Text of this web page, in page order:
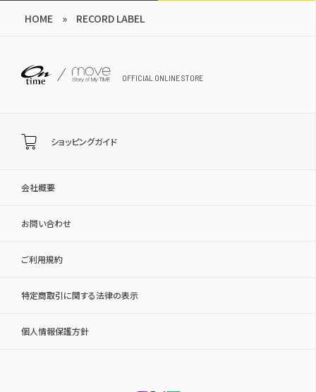
HOME » RECORD LABEL
OFFICIAL ONLINE STORE
会社概要
お問い合わせ
ご利用規約
特定商取引に関する法律の表示
個人情報保護方針
ショッピングガイド